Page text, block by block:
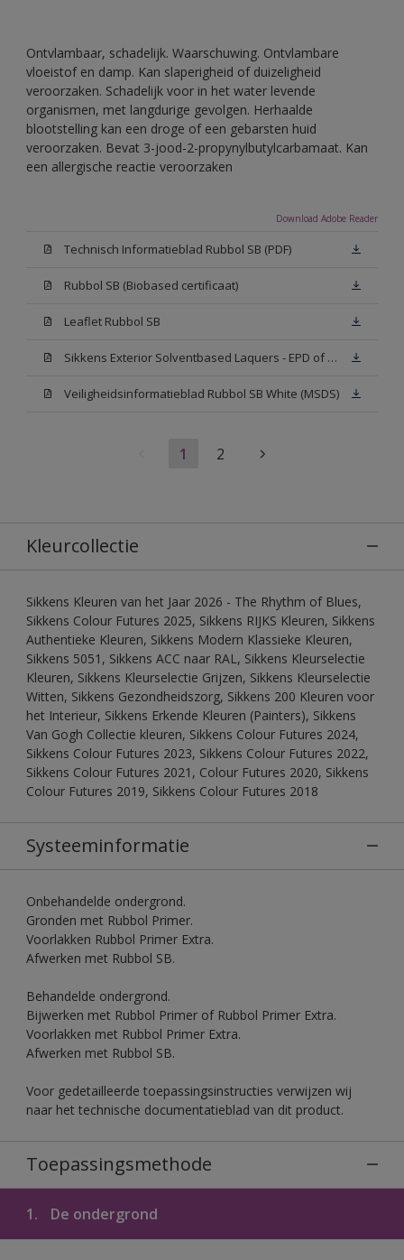
Ontvlambaar, schadelijk. Waarschuwing. Ontvlambare
vloeistof en damp. Kan slaperigheid of duizeligheid
veroorzaken. Schadelijk voor in het water levende
organismen, met langdurige gevolgen. Herhaalde
blootstelling kan een droge of een gebarsten huid
veroorzaken. Bevat 3-jood-2-propynylbutylcarbamaat. Kan
een allergische reactie veroorzaken
Download Adobe Reader
Technisch Informatieblad Rubbol SB (PDF)
Rubbol SB (Biobased certificaat)
Leaflet Rubbol SB
Sikkens Exterior Solventbased Laquers - EPD of Milieuproductverklaring
Veiligheidsinformatieblad Rubbol SB White (MSDS)
1 2
Kleurcollectie
Sikkens Kleuren van het Jaar 2026 - The Rhythm of Blues,
Sikkens Colour Futures 2025, Sikkens RIJKS Kleuren, Sikkens
Authentieke Kleuren, Sikkens Modern Klassieke Kleuren,
Sikkens 5051, Sikkens ACC naar RAL, Sikkens Kleurselectie
Kleuren, Sikkens Kleurselectie Grijzen, Sikkens Kleurselectie
Witten, Sikkens Gezondheidszorg, Sikkens 200 Kleuren voor
het Interieur, Sikkens Erkende Kleuren (Painters), Sikkens
Van Gogh Collectie kleuren, Sikkens Colour Futures 2024,
Sikkens Colour Futures 2023, Sikkens Colour Futures 2022,
Sikkens Colour Futures 2021, Colour Futures 2020, Sikkens
Colour Futures 2019, Sikkens Colour Futures 2018
Systeeminformatie
Onbehandelde ondergrond.
Gronden met Rubbol Primer.
Voorlakken Rubbol Primer Extra.
Afwerken met Rubbol SB.
Behandelde ondergrond.
Bijwerken met Rubbol Primer of Rubbol Primer Extra.
Voorlakken met Rubbol Primer Extra.
Afwerken met Rubbol SB.
Voor gedetailleerde toepassingsinstructies verwijzen wij
naar het technische documentatieblad van dit product.
Toepassingsmethode
1. De ondergrond